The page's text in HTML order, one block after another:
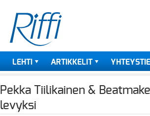
LEHTI ARTIKKELIT
Pekka Tiilikainen &
levyksi